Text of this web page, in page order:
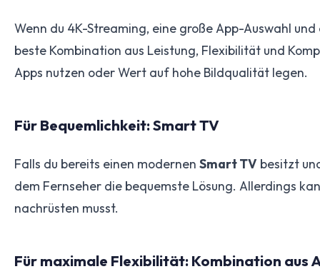
Wenn du 4K-Streaming, eine große App-Auswahl
beste Kombination aus Leistung, Flexibilität und
Apps nutzen oder Wert auf hohe Bildqualität legen.
Für Bequemlichkeit: Smart TV
Falls du bereits einen modernen Smart TV besitzt
dem Fernseher die bequemste Lösung. Allerdings
nachrüsten musst.
Für maximale Flexibilität: Kombination aus